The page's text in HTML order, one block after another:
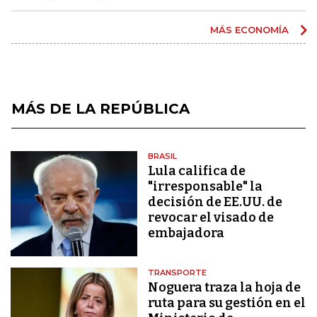
MÁS ECONOMÍA
MÁS DE LA REPÚBLICA
BRASIL
Lula califica de
"irresponsable" la
decisión de EE.UU. de
revocar el visado de
embajadora
TRANSPORTE
Noguera traza la hoja de
ruta para su gestión en el